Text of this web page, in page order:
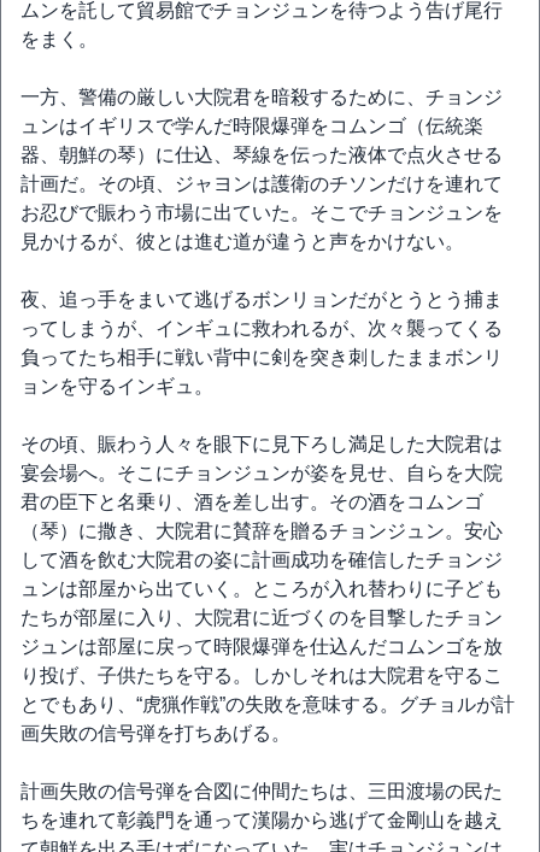
ムンを託して貿易館でチョンジュンを待つよう告げ尾行
をまく。
一方、警備の厳しい大院君を暗殺するために、チョンジ
ュンはイギリスで学んだ時限爆弾をコムンゴ（伝統楽
器、朝鮮の琴）に仕込、琴線を伝った液体で点火させる
計画だ。その頃、ジャヨンは護衛のチソンだけを連れて
お忍びで賑わう市場に出ていた。そこでチョンジュンを
見かけるが、彼とは進む道が違うと声をかけない。
夜、追っ手をまいて逃げるボンリョンだがとうとう捕ま
ってしまうが、インギュに救われるが、次々襲ってくる
負ってたち相手に戦い背中に剣を突き刺したままボンリ
ョンを守るインギュ。
その頃、賑わう人々を眼下に見下ろし満足した大院君は
宴会場へ。そこにチョンジュンが姿を見せ、自らを大院
君の臣下と名乗り、酒を差し出す。その酒をコムンゴ
（琴）に撒き、大院君に賛辞を贈るチョンジュン。安心
して酒を飲む大院君の姿に計画成功を確信したチョンジ
ュンは部屋から出ていく。ところが入れ替わりに子ども
たちが部屋に入り、大院君に近づくのを目撃したチョン
ジュンは部屋に戻って時限爆弾を仕込んだコムンゴを放
り投げ、子供たちを守る。しかしそれは大院君を守るこ
とでもあり、“虎猟作戦”の失敗を意味する。グチョルが計
画失敗の信号弾を打ちあげる。
計画失敗の信号弾を合図に仲間たちは、三田渡場の民た
ちを連れて彰義門を通って漢陽から逃げて金剛山を越え